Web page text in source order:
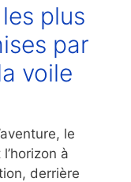
plus
par
voile
le
à
derrière